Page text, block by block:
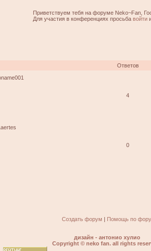
Приветствуем тебя на форуме Neko~Fan,
Для участия в конференциях просьба войти
Ответов
4
0
Создать форум | Помощь по
дизайн - антонио хулио
Copyright © neko fan. all rights